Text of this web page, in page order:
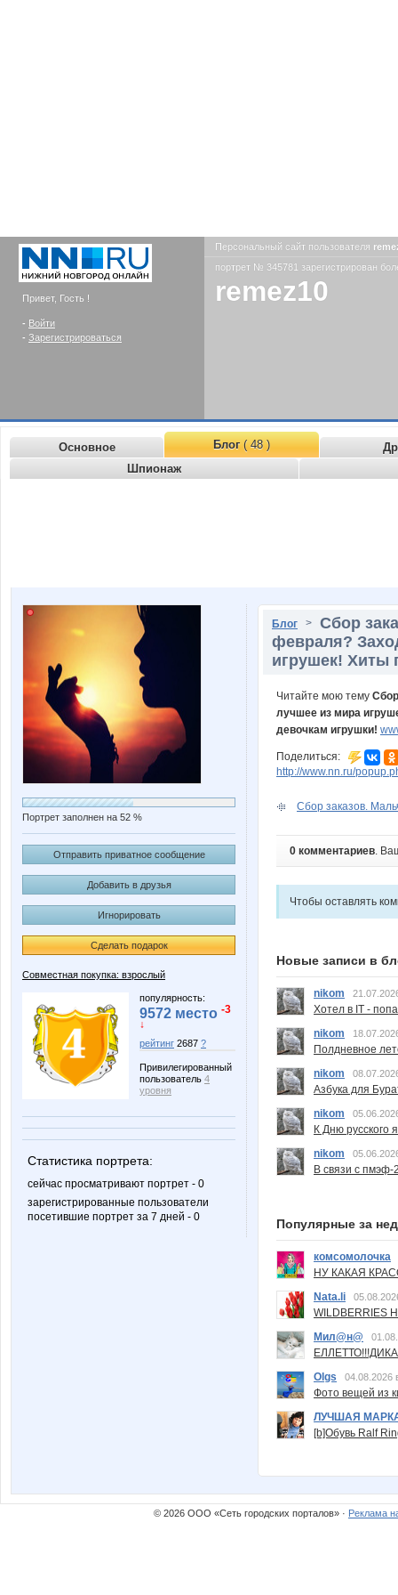
Привет, Гость !
- Войти
- Зарегистрироваться
Персональный сайт пользователя
портрет № 345781 зарегистрирован
remez10
Основное Блог( 48 )
Шпионаж
Портрет заполнен на 52 %
Отправить приватное сообщение
Добавить в друзья
Игнорировать
Сделать подарок
Совместная покупка: взрослый
популярность:
9572 место -3
↓
рейтинг 2687 ?
Привилегированный
пользователь 4
уровня
Статистика портрета:
сейчас просматривают портрет - 0
зарегистрированные пользователи
посетившие портрет за 7 дней - 0
Блог > Сбор
февраля?
игрушек! Хиты
Читайте мою тему
лучшее из мира
девочкам игрушки!
Поделиться:
http://www.nn.ru/
Сбор заказов.
0 комментариев.
Чтобы оставлять
Новые записи в
nikom
Хотел в IT -
nikom
Полдневное
nikom
Азбука для
nikom
К Дню русского
nikom
В связи с пмэф-
Популярные за
комсомолочка
НУ КАКАЯ
Nata.li
Мил@н@
Olgs
04.08.2026
Фото вещей из
ЛУЧШАЯ
[b]Обувь Ralf
© 2026 ООО «Сеть городских порталов» · Реклама